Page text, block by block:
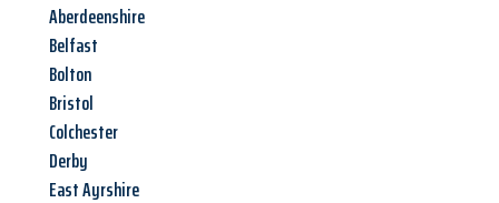
Aberdeenshire
Belfast
Bolton
Bristol
Colchester
Derby
East Ayrshire